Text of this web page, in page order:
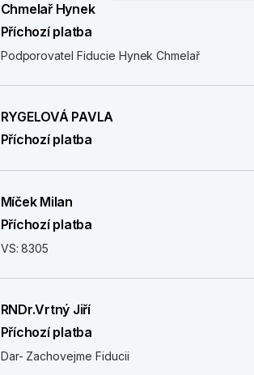
Chmelař Hynek
Příchozí platba
Podporovatel Fiducie Hynek Chmelař
RYGELOVÁ PAVLA
Příchozí platba
Míček Milan
Příchozí platba
VS: 8305
RNDr.Vrtný Jiří
Příchozí platba
Dar- Zachovejme Fiducii